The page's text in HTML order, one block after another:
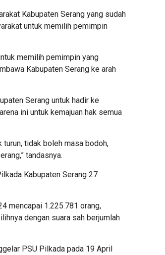
Kabupaten Serang yang sudah
untuk memilih pemimpin
memilih pemimpin yang
Kabupaten Serang ke arah
Serang untuk hadir ke
ini untuk kemajuan hak semua
tidak boleh masa bodoh,
tandasnya.
Kabupaten Serang 27
mencapai 1.225.781 orang,
dengan suara sah berjumlah
PSU Pilkada pada 19 April